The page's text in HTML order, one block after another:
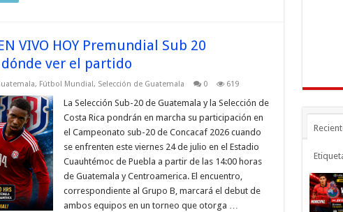
VIVO HOY Premundial Sub 20
ver el partido
, Fútbol Mundial, Selección de Guatemala 0 619
La Selección Sub-20 de Guatemala y la Selección de
Costa Rica pondrán en marcha su participación en
el Campeonato sub-20 de Concacaf 2026 cuando
se enfrenten este viernes 24 de julio en el Estadio
Cuauhtémoc de Puebla a partir de las 14:00 horas
de Guatemala y Centroamerica. El encuentro,
correspondiente al Grupo B, marcará el debut de
ambos equipos en un torneo que otorga …